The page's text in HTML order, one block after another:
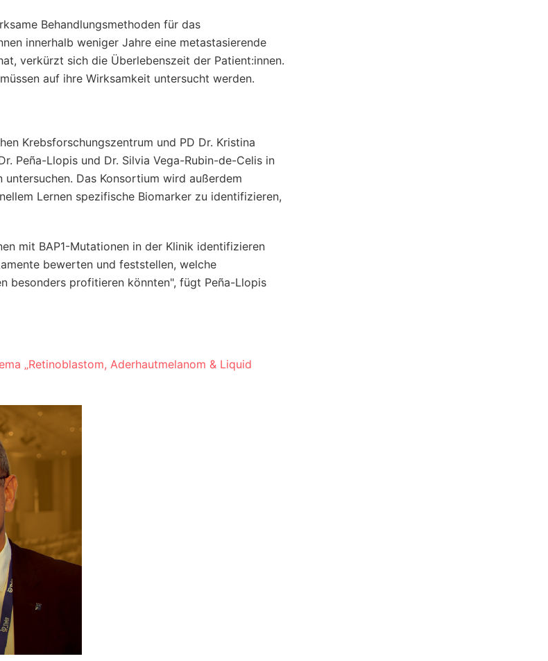
Behandlungsmethoden für das
innerhalb weniger Jahre eine metastasierende
verkürzt sich die Überlebenszeit der Patient:innen.
auf ihre Wirksamkeit untersucht werden.
Krebsforschungszentrum und PD Dr. Kristina
Peña-Llopis und Dr. Silvia Vega-Rubin-de-Celis in
Das Konsortium wird außerdem
Lernen spezifische Biomarker zu identifizieren,
mit BAP1-Mutationen in der Klinik identifizieren
bewerten und feststellen, welche
besonders profitieren könnten", fügt Peña-Llopis
„Retinoblastom, Aderhautmelanom & Liquid